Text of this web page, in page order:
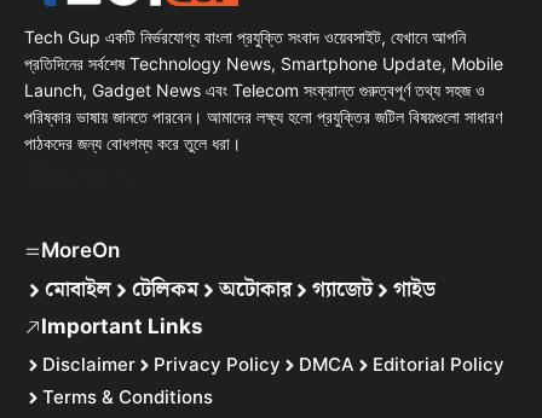
Tech Gup একটি নির্ভরযোগ্য বাংলা প্রযুক্তি সংবাদ ওয়েবসাইট, যেখানে আপনি
প্রতিদিনের সর্বশেষ Technology News, Smartphone Update, Mobile
Launch, Gadget News এবং Telecom সংক্রান্ত গুরুত্বপূর্ণ তথ্য সহজ ও
পরিষ্কার ভাষায় জানতে পারবেন। আমাদের লক্ষ্য হলো প্রযুক্তির জটিল বিষয়গুলো সাধারণ
পাঠকদের জন্য বোধগম্য করে তুলে ধরা।
MoreOn
মোবাইল টেলিকম অটোকার গ্যাজেট গাইড
Important Links
Disclaimer Privacy Policy DMCA
Editorial Policy
Terms & Conditions